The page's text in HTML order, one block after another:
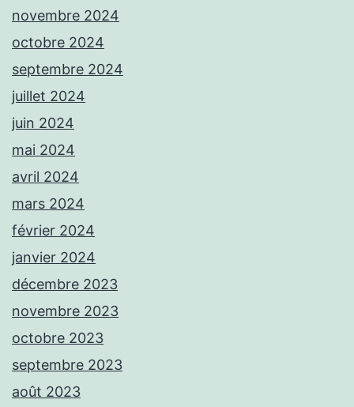
novembre 2024
octobre 2024
septembre 2024
juillet 2024
juin 2024
mai 2024
avril 2024
mars 2024
février 2024
janvier 2024
décembre 2023
novembre 2023
octobre 2023
septembre 2023
août 2023